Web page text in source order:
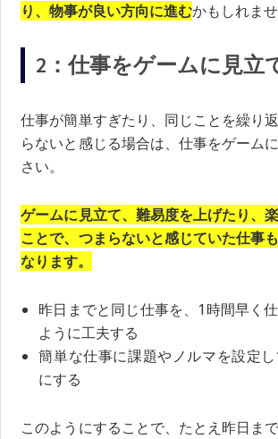
り、物事が良い方向に進むかもしれませ
2：仕事をゲームに見立
仕事が簡単すぎたり、同じことを繰り
らないと感じる場合は、仕事をゲーム
さい。
ゲームに見立て、難易度を上げたり、
ことで、つまらないと感じていた仕事
なります。
昨日までと同じ仕事を、1時間早く
ように工夫する
簡単な仕事に課題やノルマを設定
にする
このようにすることで、たとえ昨日ま